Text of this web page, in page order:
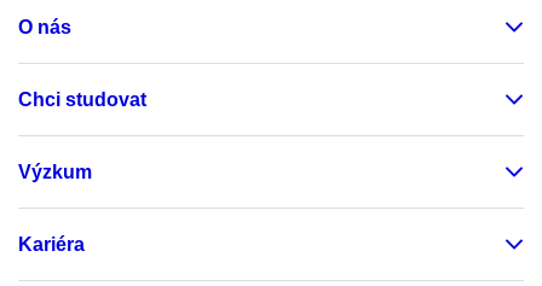
O nás
Chci studovat
Výzkum
Kariéra